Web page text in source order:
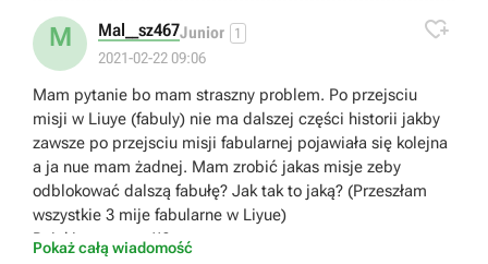
M Mal__sz467Junior 1
2021-02-22 09:06

Mam pytanie bo mam straszny problem. Po przejsciu
misji w Liuye (fabuly) nie ma dalszej części historii jakby
zawsze po przejsciu misji fabularnej pojawiała się kolejna
a ja nue mam żadnej. Mam zrobić jakas misje zeby
odblokować dalszą fabułę? Jak tak to jaką? (Przeszłam
wszystkie 3 mije fabularne w Liyue)
Dzięki za pomoc!!?
Pokaż całą wiadomość